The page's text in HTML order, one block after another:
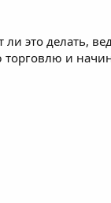
это делать,
и